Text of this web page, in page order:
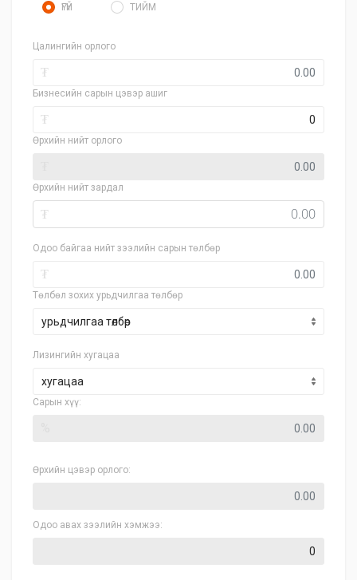
ҮГҮЙ ТИЙМ
Цалингийн орлого
₮
Бизнесийн сарын цэвэр ашиг
₮
Өрхийн нийт орлого
Өрхийн нийт зардал
₮
Одоо байгаа нийт зээлийн сарын төлбөр
₮
Төлбөл зохих урьдчилгаа төлбөр
Лизингийн хугацаа
хугацаа
Сарын хүү:
Өрхийн цэвэр орлого:
Одоо авах зээлийн хэмжээ: